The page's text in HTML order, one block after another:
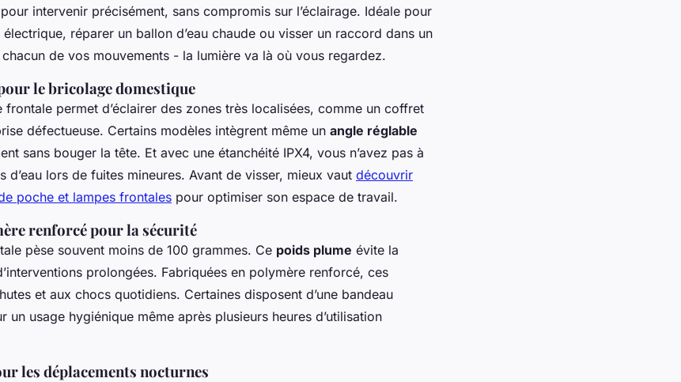
intervenir précisément, sans compromis sur l’éclairage. Idéale pour
réparer un ballon d’eau chaude ou visser un raccord dans un
de vos mouvements - la lumière va là où vous regardez.
le bricolage domestique
frontale permet d’éclairer des zones très localisées, comme un coffret
défectueuse. Certains modèles intègrent même un angle réglable
sans bouger la tête. Et avec une étanchéité IPX4, vous n’avez pas à
d’eau lors de fuites mineures. Avant de visser, mieux vaut découvrir
poche et lampes frontales pour optimiser son espace de travail.
renforcé pour la sécurité
pèse souvent moins de 100 grammes. Ce poids plume évite la
prolongées. Fabriquées en polymère renforcé, ces
et aux chocs quotidiens. Certaines disposent d’une bandeau
un usage hygiénique même après plusieurs heures d’utilisation
les déplacements nocturnes